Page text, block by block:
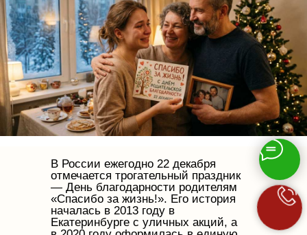
В России ежегодно 22 декабря
отмечается трогательный праздник
— День благодарности родителям
«Спасибо за жизнь!». Его история
началась в 2013 году в
Екатеринбурге с уличных акций, а